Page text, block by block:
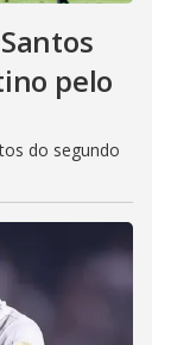
pelo
do segundo